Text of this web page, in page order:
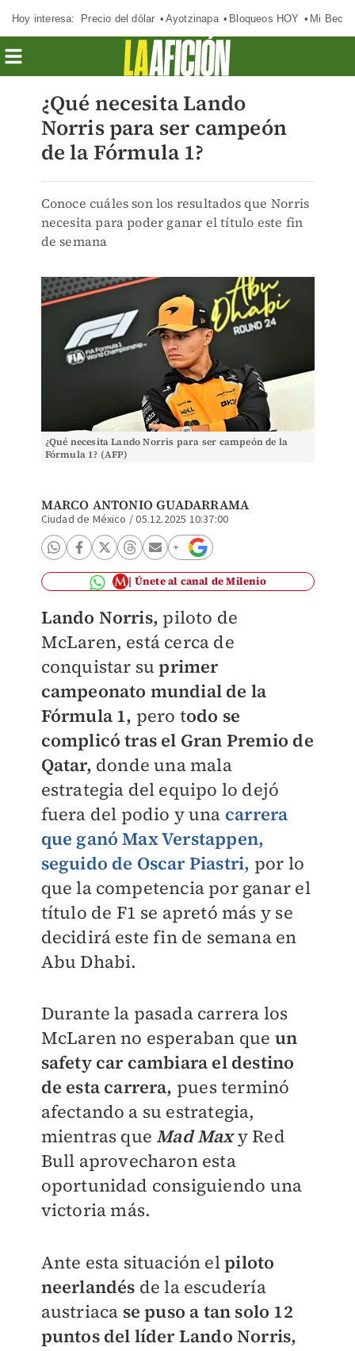
Hoy interesa: Precio del dólar Ayotzinapa Bloqueos HOY Mi Beca
¿Qué necesita Lando
Norris para ser campeón
de la Fórmula 1?
Conoce cuáles son los resultados que Norris
necesita para poder ganar el título este fin
de semana
¿Qué necesita Lando Norris para ser campeón de la
Fórmula 1? (AFP)
MARCO ANTONIO GUADARRAMA
Ciudad de México /05.12.2025 10:37:00
Únete al canal de Milenio
Lando Norris, piloto de
McLaren, está cerca de
conquistar suprimer
campeonato mundial de la
Fórmula 1, pero todo se
complicó tras el Gran Premio de
Qatar, donde una mala
estrategia del equipo lo dejó
fuera del podio y una carrera
que ganó Max Verstappen,
seguido de Oscar Piastri, por lo
que la competencia por ganar el
título de F1 se apretó más y se
decidirá este fin de semana en
Abu Dhabi.
Durante la pasada carrera los
McLaren no esperaban que un
safety car cambiara el destino
de esta carrera, pues terminó
afectando a su estrategia,
mientras queMad Maxy Red
Bull aprovecharon esta
oportunidad consiguiendo una
victoria más.
Ante esta situación elpiloto
neerlandés de la escudería
austriaca se puso a tan solo 12
puntos del líder Lando Norris,